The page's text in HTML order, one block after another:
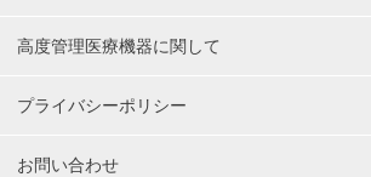
高度管理医療機器に関して
プライバシーポリシー
お問い合わせ